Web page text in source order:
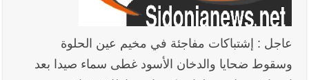
عاجل : إشتباكات مفاجئة في مخيم عين الحلوة
وسقوط ضحايا والدخان الأسود غطى سماء صيدا بعد